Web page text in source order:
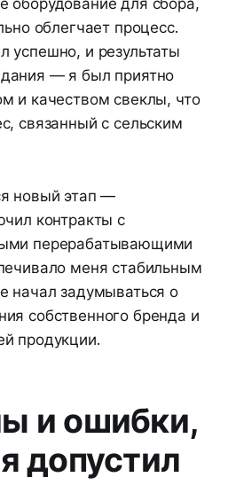
облегчает процесс.
успешно, и результаты
— я был приятно
и качеством свеклы, что
связанный с сельским
новый этап —
контракты с
перерабатывающими
меня стабильным
начал задумываться о
собственного бренда и
продукции.
и ошибки,
допустил